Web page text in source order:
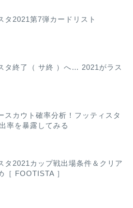
タ2021第7弾カードリスト
タ終了（ サ終 ）へ… 2021がラス
スカウト確率分析！フッティスタ
率を暴露してみる
タ2021カップ戦出場条件＆クリア
［ FOOTISTA ］